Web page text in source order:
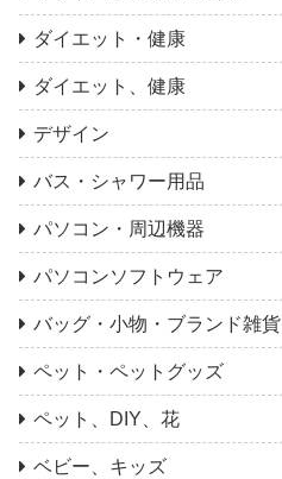
ダイエット・健康
ダイエット、健康
デザイン
バス・シャワー用品
パソコン・周辺機器
パソコンソフトウェア
バッグ・小物・ブランド雑貨
ペット・ペットグッズ
ペット、DIY、花
ベビー、キッズ